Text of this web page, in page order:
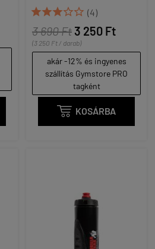
 (4)
3 690 Ft 3 250 Ft
(3 250 Ft / darab)
akár -12% és ingyenes
szállítás Gymstore PRO
tagként
 KOSÁRBA